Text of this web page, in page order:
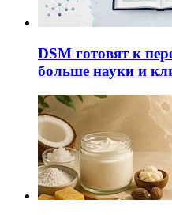
DSM готовят к
больше науки и